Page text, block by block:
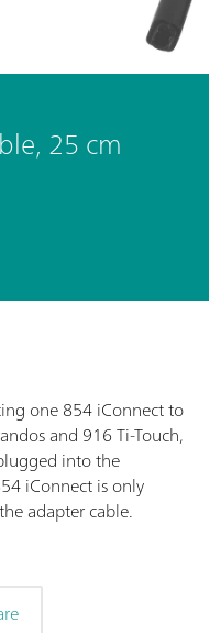
25 cm
one 854 iConnect to
and 916 Ti-Touch,
into the
iConnect is only
adapter cable.